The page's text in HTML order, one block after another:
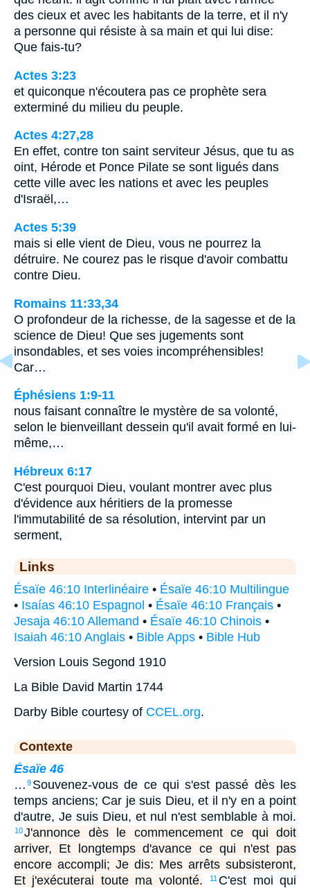
des cieux et avec les habitants de la terre, et il n'y
a personne qui résiste à sa main et qui lui dise:
Que fais-tu?
Actes 3:23
et quiconque n'écoutera pas ce prophète sera
exterminé du milieu du peuple.
Actes 4:27,28
En effet, contre ton saint serviteur Jésus, que tu as
oint, Hérode et Ponce Pilate se sont ligués dans
cette ville avec les nations et avec les peuples
d'Israël,…
Actes 5:39
mais si elle vient de Dieu, vous ne pourrez la
détruire. Ne courez pas le risque d'avoir combattu
contre Dieu.
Romains 11:33,34
O profondeur de la richesse, de la sagesse et de la
science de Dieu! Que ses jugements sont
insondables, et ses voies incompréhensibles!
Car…
Éphésiens 1:9-11
nous faisant connaître le mystère de sa volonté,
selon le bienveillant dessein qu'il avait formé en lui-
même,…
Hébreux 6:17
C'est pourquoi Dieu, voulant montrer avec plus
d'évidence aux héritiers de la promesse
l'immutabilité de sa résolution, intervint par un
serment,
Links
Ésaïe 46:10 Interlinéaire • Ésaïe 46:10 Multilingue
• Isaías 46:10 Espagnol • Ésaïe 46:10 Français •
Jesaja 46:10 Allemand • Ésaïe 46:10 Chinois •
Isaiah 46:10 Anglais • Bible Apps • Bible Hub
Version Louis Segond 1910
La Bible David Martin 1744
Darby Bible courtesy of CCEL.org.
Contexte
Ésaïe 46
… 9 Souvenez-vous de ce qui s'est passé dès les
temps anciens; Car je suis Dieu, et il n'y en a point
d'autre, Je suis Dieu, et nul n'est semblable à moi.
10J'annonce dès le commencement ce qui doit
arriver, Et longtemps d'avance ce qui n'est pas
encore accompli; Je dis: Mes arrêts subsisteront,
Et j'exécuterai toute ma volonté.
11 C'est moi qui